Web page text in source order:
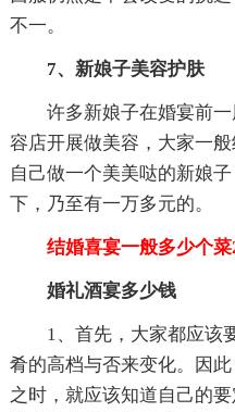
不一。
7、新娘子美容护肤
许多新娘子在婚宴前
容店开展做美容，大家一
自己做一个美美哒的新娘
下，乃至有一万多元的。
结婚喜宴一般多少个菜
婚礼酒宴多少钱
1、首先，大家都应该
肴的高档与否来变化。因
之时，就应该知道自己的